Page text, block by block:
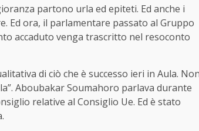
partono urla ed epiteti. Ed anche i
Ed ora, il parlamentare passato al Gruppo
accaduto venga trascritto nel resoconto
di ciò che è successo ieri in Aula.
Aboubakar Soumahoro parlava durante
relative al Consiglio Ue. Ed è stato